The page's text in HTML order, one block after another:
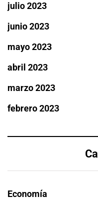
julio 2023
junio 2023
mayo 2023
abril 2023
marzo 2023
febrero 2023
Economía